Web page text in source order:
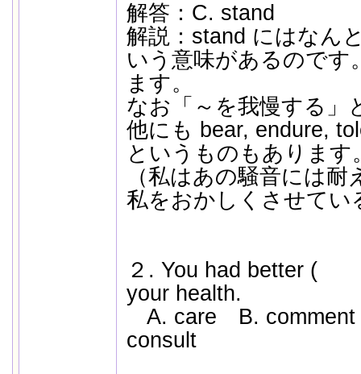
解答：C. stand
解説：stand にはなん
いう意味があるのです
ます。
なお「～を我慢する」
他にも bear, endure,
というものもあります
（私はあの騒音には
私をおかしくさせてい
２. You had better
your health.
A. care B.
consult